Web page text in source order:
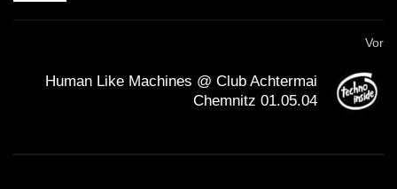
Vor
Human Like Machines @ Club Achtermai
Chemnitz 01.05.04